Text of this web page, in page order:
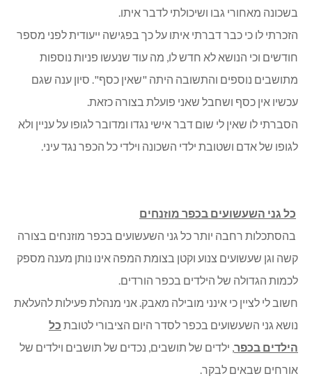
בשכונה מאחורי גבו ושיכולתי לדבר איתו.
הזכרתי לו כי כבר דברתי איתו על כך בפגישה ייעודית לפני מספר
חודשים וכי הנושא לא חדש לו, מה עוד שנעשו פניות נוספות
מתושבים נוספים והתשובה היתה "שאין כסף". סיון ענה שגם
עכשיו אין כסף ושחבל שאני פועלת בצורה כזאת.
הסברתי לו שאין לי שום דבר אישי נגדו ומדובר לגופו על עניין ולא
לגופו של אדם ושטובת ילדי השכונה וילדי כל הכפר נגד עיני.
כל גני השעשועים בכפר מוזנחים
בהסתכלות רחבה יותר כל גני השעשועים בכפר מוזנחים בצורה
קשה וגן שעשועים צנוע וקטן בצומת המפה אינו נותן מענה מספק
לכמות הגדולה של הילדים בכפר הורדים.
חשוב לי לציין כי אינני מובילה מאבק. אני מנהלת פעילות להעלאת
נושא גני השעשועים בכפר לסדר היום הציבורי לטובת כל
הילדים בכפר, ילדים של תושבים, נכדים של תושבים וילדים של
אורחים שבאים לבקר.